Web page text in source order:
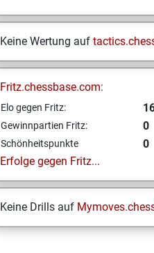
Keine Wertung auf
Fritz.chessbase.com:
Elo gegen Fritz:
Gewinnpartien Fritz: 0
Schönheitspunkte
0
Erfolge gegen Fritz...
Keine Drills auf